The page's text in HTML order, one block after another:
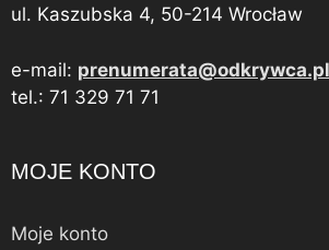
ul. Kaszubska 4, 50-214 Wrocław
e-mail: prenumerata@odkrywca.pl
tel.: 71 329 71 71
MOJE KONTO
Moje konto